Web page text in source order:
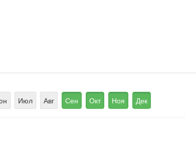
Июл Авг Сен Окт Ноя Дек